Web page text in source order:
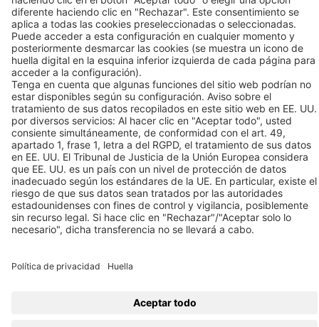
Contacto
Enlaces
© 2026 BEKO TECHNOLOGIES
Mapa del sitio
Ajustar la configuración de las cookies
Política de privacidad
Huella Privacy Settings